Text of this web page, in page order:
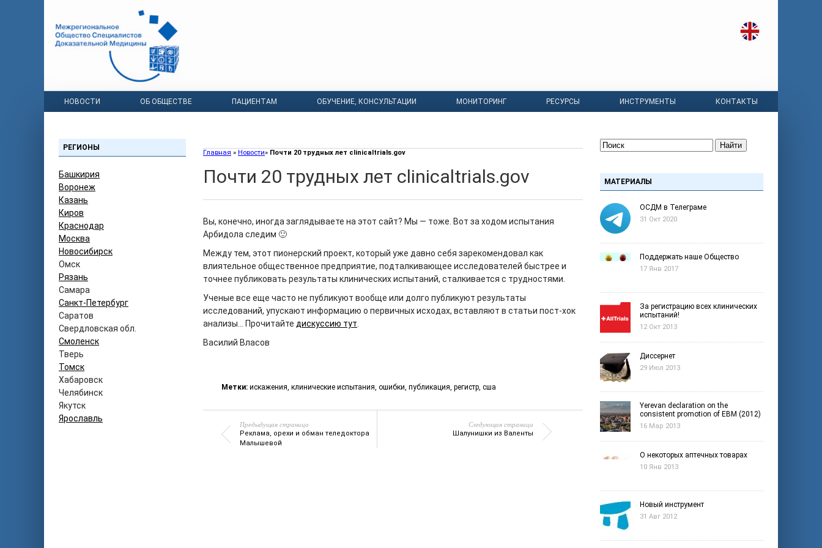
НОВОСТИ ОБ ОБЩЕСТВЕ ПАЦИЕНТАМ ОБУЧЕНИЕ, КОНСУЛЬТАЦИИ МОНИТОРИНГ РЕСУРСЫ ИНСТРУМЕНТЫ КОНТАКТЫ
РЕГИОНЫ
Башкирия
Воронеж
Казань
Киров
Краснодар
Москва
Новосибирск
Омск
Рязань
Самара
Санкт-Петербург
Саратов
Свердловская обл.
Смоленск
Тверь
Томск
Хабаровск
Челябинск
Якутск
Ярославль
Главная » Новости» Почти 20 трудных лет clinicaltrials.gov
Почти 20 трудных лет clinicaltrials.gov
Вы, конечно, иногда заглядываете на этот сайт? Мы — тоже. Вот за ходом испытания
Арбидола следим 🙂
Между тем, этот пионерский проект, который уже давно себя зарекомендовал как
влиятельное общественное предприятие, подталкивающее исследователей быстрее и
точнее публиковать результаты клинических испытаний, сталкивается с трудностями.
Ученые все еще часто не публикуют вообще или долго публикуют результаты
исследований, упускают информацию о первичных исходах, вставляют в статьи пост-хок
анализы… Прочитайте дискуссию тут
Василий Власов
Метки: искажения, клинические испытания, ошибки, публикация, регистр, сша
Предыдущая страница
Реклама, орехи и обман теледоктора
Малышевой
Следующая страница
Шалунишки из Валенты
Найти
МАТЕРИАЛЫ
ОСДМ в Телеграме
31 Окт 2020
Поддержать наше Общество
17 Янв 2017
За регистрацию всех клинических
испытаний!
12 Окт 2013
Диссернет
29 Июл 2013
Yerevan declaration on the
consistent promotion of EBM (2012)
16 Мар 2013
О некоторых аптечных товарах
10 Янв 2013
Новый инструмент
31 Авг 2012